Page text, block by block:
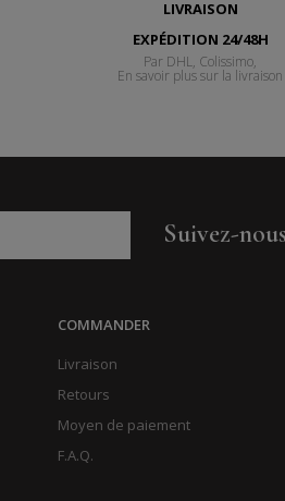
EXPÉDITION 24/48H
Par DHL, Colissimo,
En savoir plus sur la livraison
Suivez-nous
COMMANDER
Livraison
Retours
Moyen de paiement
F.A.Q.